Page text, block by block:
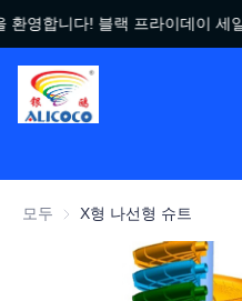
환영합니다! 블랙 프라이데이 세
모두 X형 나선형 슈트
홈
제품